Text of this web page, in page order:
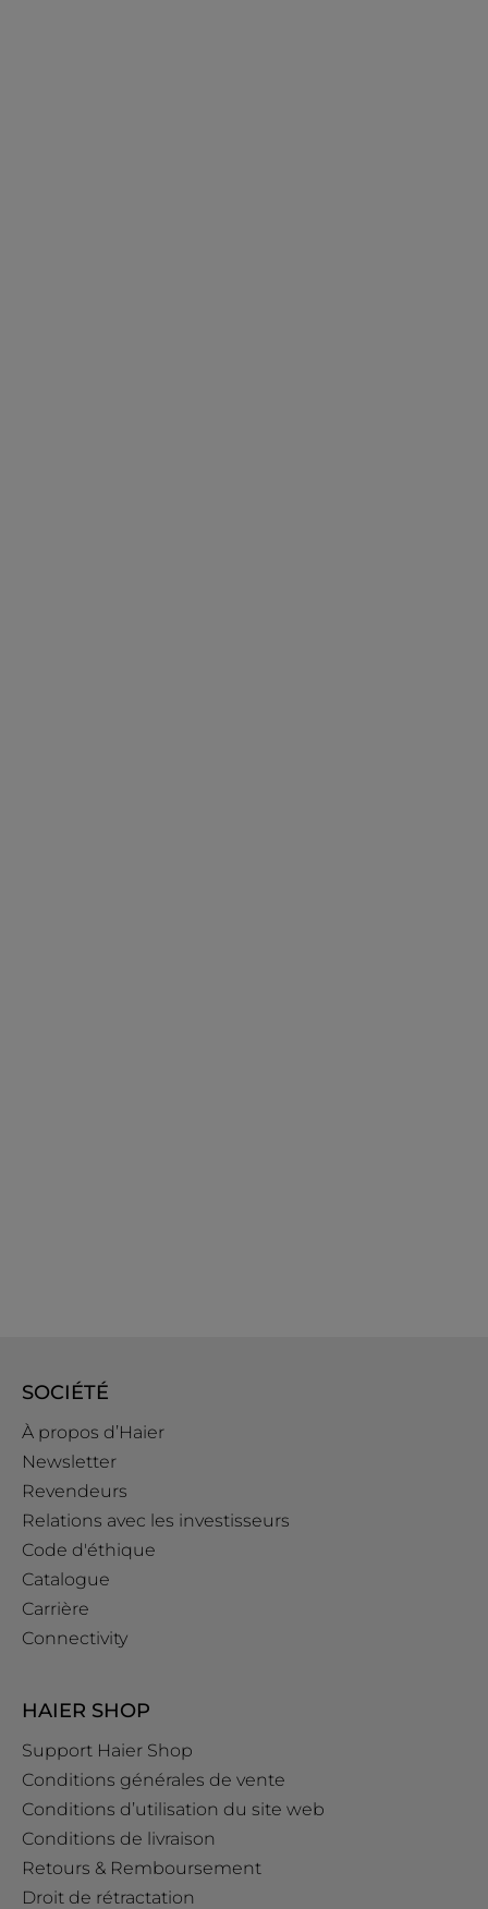
SOCIÉTÉ
À propos d’Haier
Newsletter
Revendeurs
Relations avec les investisseurs
Code d'éthique
Catalogue
Carrière
Connectivity
HAIER SHOP
Support Haier Shop
Conditions générales de vente
Conditions d’utilisation du site web
Conditions de livraison
Retours & Remboursement
Droit de rétractation